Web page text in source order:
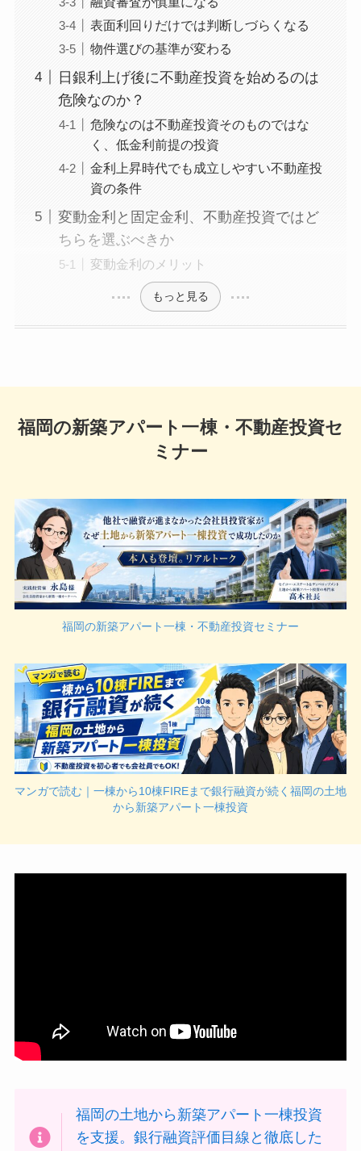
表面利回りだけでは判断しづらくなる
物件選びの基準が変わる
日銀利上げ後に不動産投資を始めるのは
危険なのか？
危険なのは不動産投資そのものではな
く、低金利前提の投資
金利上昇時代でも成立しやすい不動産投
資の条件
変動金利と固定金利、不動産投資ではど
ちらを選ぶべきか
変動金利のメリット
もっと見る
福岡の新築アパート一棟・不動産投資セ
ミナー
福岡の新築アパート一棟・不動産投資セミナー
マンガで読む｜一棟から10棟FIREまで銀行融資が続く福岡の土地
から新築アパート一棟投資
福岡の土地から新築アパート一棟投資
を支援。銀行融資評価目線と徹底した